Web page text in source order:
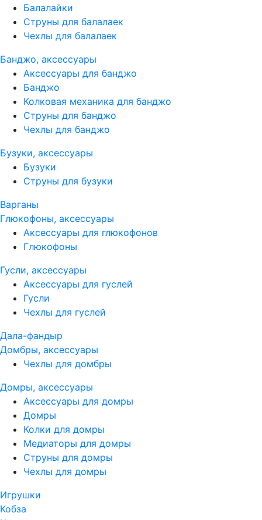
Балалайки
Струны для балалаек
Чехлы для балалаек
Банджо, аксессуары
Аксессуары для банджо
Банджо
Колковая механика для банджо
Струны для банджо
Чехлы для банджо
Бузуки, аксессуары
Бузуки
Струны для бузуки
Варганы
Глюкофоны, аксессуары
Аксессуары для глюкофонов
Глюкофоны
Гусли, аксессуары
Аксессуары для гуслей
Гусли
Чехлы для гуслей
Дала-фандыр
Домбры, аксессуары
Чехлы для домбры
Домры, аксессуары
Аксессуары для домры
Домры
Колки для домры
Медиаторы для домры
Струны для домры
Чехлы для домры
Игрушки
Кобза